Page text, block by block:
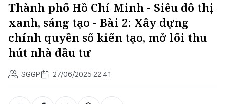
Thành phố Hồ Chí Minh - Siêu đô thị
xanh, sáng tạo - Bài 2: Xây dựng
chính quyền số kiến tạo, mở lối thu
hút nhà đầu tư
SGGP 27/06/2025 22:41